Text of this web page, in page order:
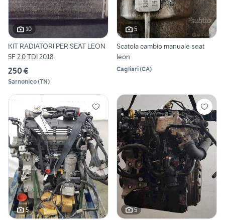
10
KIT RADIATORI PER SEAT LEON
5F 2.0 TDI 2018
250 €
Sarnonico(TN)
5
Scatola cambio manuale seat
leon
Cagliari(CA)
5 5